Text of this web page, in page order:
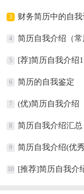
3 财务简历中的自我
4 简历自我介绍（常
5 [荐]简历自我介绍
6 简历的自我鉴定
7 (优)简历自我介绍
8 简历自我介绍汇总
9 简历自我介绍(优
10 [推荐]简历自我介